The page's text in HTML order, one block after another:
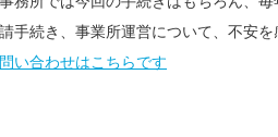
手続き、事業所運営について、不安
い合わせはこちらです